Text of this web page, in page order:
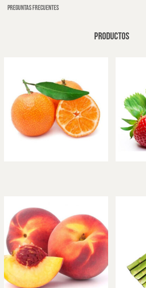
Preguntas frecuentes
PRODUCTOS